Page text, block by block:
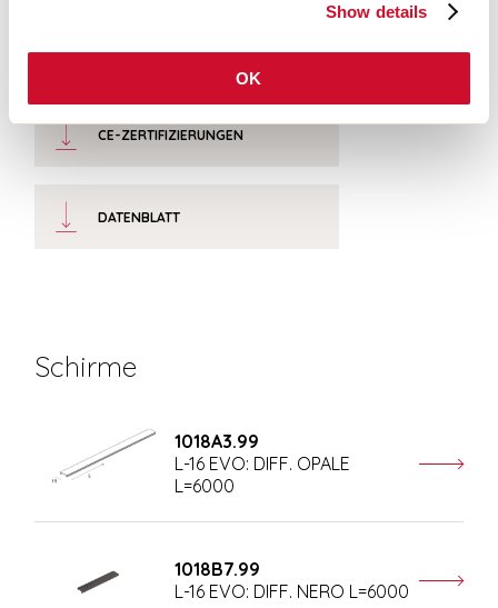
Show details
OK
MONTAGEANLEITUNG
CE-ZERTIFIZIERUNGEN
DATENBLATT
Schirme
1018A3.99
L-16 EVO: DIFF. OPALE
L=6000
1018B7.99
L-16 EVO: DIFF. NERO L=6000